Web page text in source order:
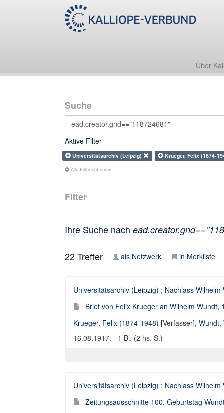
Über
Suche
Aktive Filter
Universitätsarchiv (Leipzig) Krueger, Felix (1874-
Alle Filter entfernen
Filter
Ihre Suche nach
22Treffer als Netzwerk in Merkliste
Universitätsarchiv (Leipzig) ; Nachlass Wilhelm
Brief von Felix Krueger an Wilhelm Wundt,
Krueger, Felix (1874-1948) [Verfasser], Wundt,
16.08.1917. - 1 Bl. (2 hs. S.)
Universitätsarchiv (Leipzig) ; Nachlass Wilhelm
Zeitungsausschnitte 100. Geburtstag